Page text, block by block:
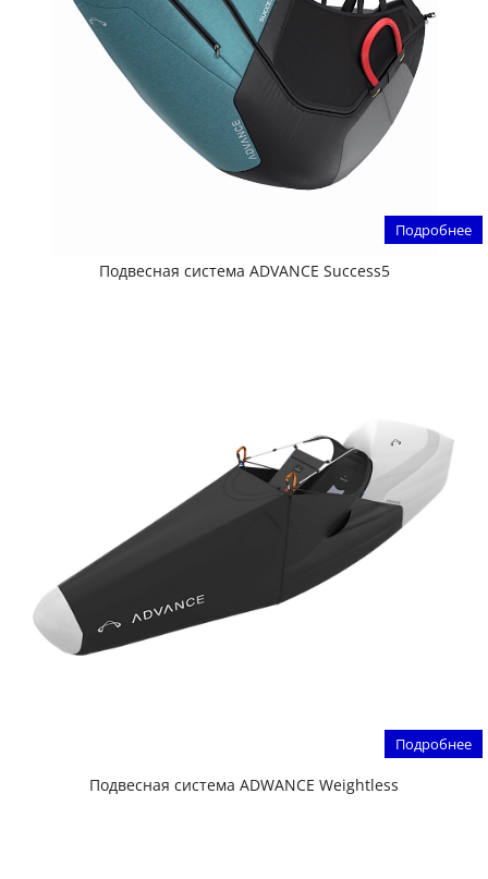
Подробнее
Подвесная система ADVANCE Success5
Подробнее
Подвесная система ADWANCE Weightless